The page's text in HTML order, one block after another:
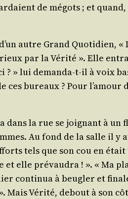
de mégots ; et
autre Grand Quo­ti­dien,
par la Véri­té ». Elle
? » lui deman­da-t-il à voix
ces bureaux ? Pour
dans la rue se joi­gnant à
Au fond de la salle il y
tels que son cou en
elle pré­vau­dra ! ». « Ma
conti­nua à beu­gler et
Véri­té, debout à son